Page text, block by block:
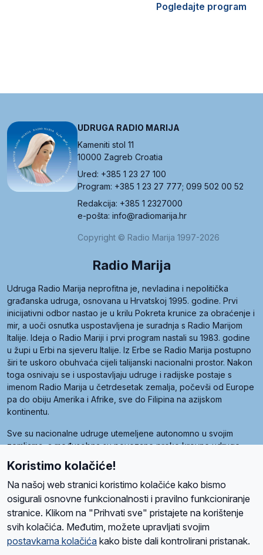
Pogledajte program
UDRUGA RADIO MARIJA
Kameniti stol 11
10000 Zagreb Croatia
Ured: +385 1 23 27 100
Program: +385 1 23 27 777; 099 502 00 52
Redakcija: +385 1 2327000
e-pošta: info@radiomarija.hr
Copyright © Radio Marija 1997-2026
Radio Marija
Udruga Radio Marija neprofitna je, nevladina i nepolitička
građanska udruga, osnovana u Hrvatskoj 1995. godine. Prvi
inicijativni odbor nastao je u krilu Pokreta krunice za obraćenje i
mir, a uoči osnutka uspostavljena je suradnja s Radio Marijom
Italije. Ideja o Radio Mariji i prvi program nastali su 1983. godine
u župi u Erbi na sjeveru Italije. Iz Erbe se Radio Marija postupno
širi te uskoro obuhvaća cijeli talijanski nacionalni prostor. Nakon
toga osnivaju se i uspostavljaju udruge i radijske postaje s
imenom Radio Marija u četrdesetak zemalja, počevši od Europe
pa do obiju Amerika i Afrike, sve do Filipina na azijskom
kontinentu.
Sve su nacionalne udruge utemeljene autonomno u svojim
zemljama, a međusobna su povezane preko krovne udruge
Radio Maria). Svjetsku obitelj utemeljilo je sedam članica, među
kojima je i hrvatska Udruga Radio Marija.
O namaRadio ProgramVolonteriPrijateljiKontaktPravila privatnosti
Koristimo kolačiće!
Na našoj web stranici koristimo kolačiće kako bismo
osigurali osnovne funkcionalnosti i pravilno funkcioniranje
stranice. Klikom na "Prihvati sve" pristajete na korištenje
svih kolačića. Međutim, možete upravljati svojim
postavkama kolačića kako biste dali kontrolirani pristanak.